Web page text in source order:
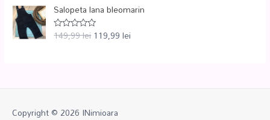
d
i
n
5
l
u
a
l
Salopeta lana bleomarin
E
d
149,99lei 119,99lei
Copyright © 2026 INimioara